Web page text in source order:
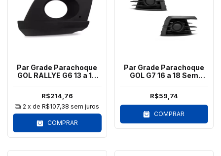
Par Grade Parachoque
GOL RALLYE G6 13 a 16
R$214,76
2 x deR$107,38 sem juros
COMPRAR
Par Grade Parachoque
GOL G7 16 a 18 Sem
R$59,74
COMPRAR